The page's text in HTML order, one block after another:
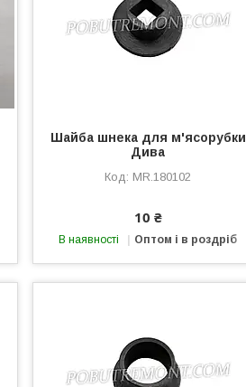
Шайба шнека для м'ясорубки
Дива
MR.180102
10 ₴
В наявності Оптом і в роздріб